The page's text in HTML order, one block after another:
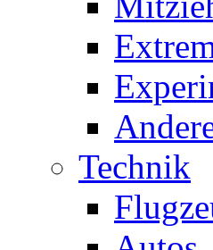
Technik